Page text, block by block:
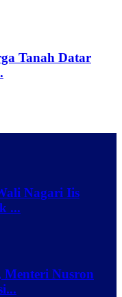
Tanah Datar
Nagari Iis
...
Menteri Nusron